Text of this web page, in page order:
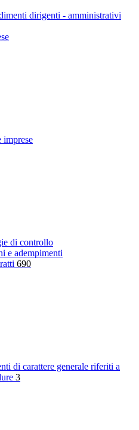
dirigenti - amministrativi
di controllo
e adempimenti
690
di carattere generale riferiti a
3